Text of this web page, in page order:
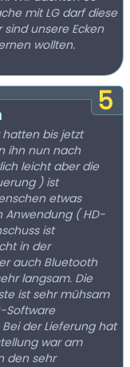
mit LG darf diese
unsere Ecken
wollten.
5
hatten bis jetzt
ihn nun nach
leicht aber die
) ist
etwas
Anwendung ( HD-
ist
in der
auch Bluetooth
langsam. Die
ist sehr mühsam
Software
der Lieferung hat
war am
den sehr